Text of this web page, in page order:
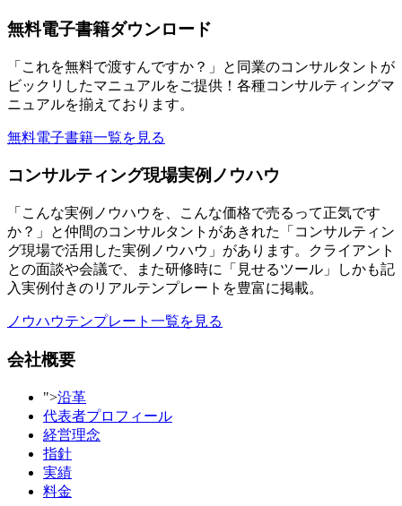
無料電子書籍ダウンロード
「これを無料で渡すんですか？」と同業のコンサルタントが
ビックリしたマニュアルをご提供！各種コンサルティングマ
ニュアルを揃えております。
無料電子書籍一覧を見る
コンサルティング現場実例ノウハウ
「こんな実例ノウハウを、こんな価格で売るって正気です
か？」と仲間のコンサルタントがあきれた「コンサルティン
グ現場で活用した実例ノウハウ」があります。クライアント
との面談や会議で、また研修時に「見せるツール」しかも記
入実例付きのリアルテンプレートを豊富に掲載。
ノウハウテンプレート一覧を見る
会社概要
">沿革
代表者プロフィール
経営理念
指針
実績
料金